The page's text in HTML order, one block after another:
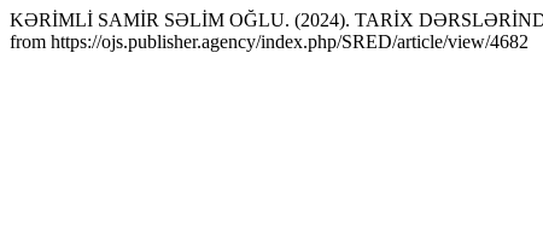
KƏRİMLİ SAMİR SƏLİM OĞLU. (2024). TARİX
from https://ojs.publisher.agency/index.php/SRED/article/view/4682